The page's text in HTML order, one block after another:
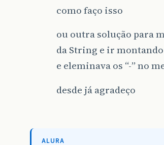
como faço isso
ou outra solução para
da String e ir
e eleminava os “-” no
desde já agradeço
ALURA